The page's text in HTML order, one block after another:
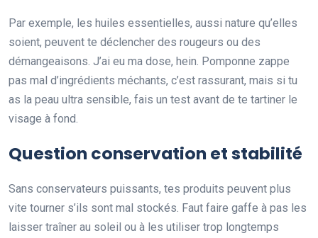
Par exemple, les huiles essentielles, aussi nature qu’elles
soient, peuvent te déclencher des rougeurs ou des
démangeaisons. J’ai eu ma dose, hein. Pomponne zappe
pas mal d’ingrédients méchants, c’est rassurant, mais si tu
as la peau ultra sensible, fais un test avant de te tartiner le
visage à fond.
Question conservation et stabilité
Sans conservateurs puissants, tes produits peuvent plus
vite tourner s’ils sont mal stockés. Faut faire gaffe à pas les
laisser traîner au soleil ou à les utiliser trop longtemps